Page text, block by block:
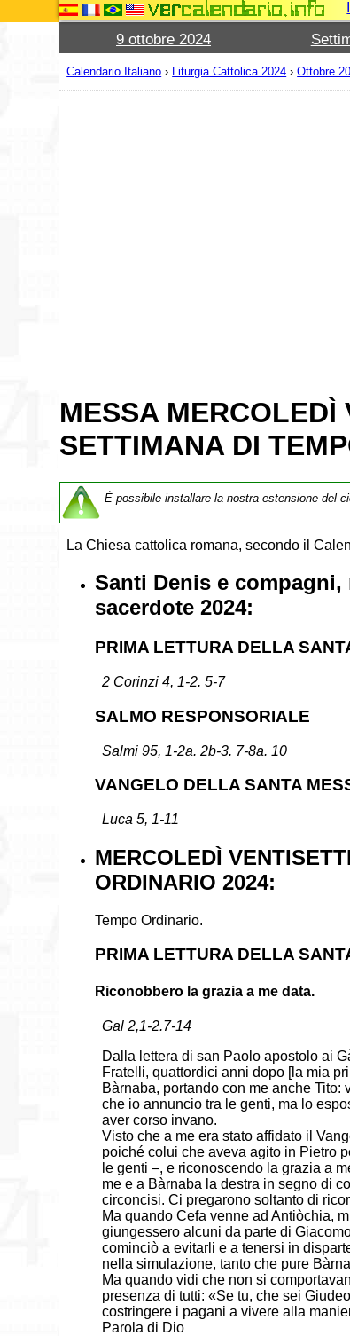
9 ottobre 2024
Calendario Italiano › Liturgia Cattolica 2024 ›Ottobre
MESSA MERCOLEDÌ
SETTIMANA DI
È possibile installare la nostra estensione del
La Chiesa cattolica romana, secondo il
Santi Denis e
sacerdote 2024:
PRIMA LETTURA DELLA
2 Corinzi 4, 1-2. 5-7
SALMO RESPONSORIALE
Salmi 95, 1-2a. 2b-3. 7-8a. 10
VANGELO DELLA SANTA
Luca 5, 1-11
MERCOLEDÌ
ORDINARIO 2024:
Tempo Ordinario.
PRIMA LETTURA DELLA
Riconobbero la grazia a me data.
Gal 2,1-2.7-14
Dalla lettera di san Paolo apostolo ai
Fratelli, quattordici anni dopo [la mia
Bàrnaba, portando con me anche
che io annuncio tra le genti, ma lo
aver corso invano.
Visto che a me era stato affidato il
poiché colui che aveva agito in Pietro
le genti –, e riconoscendo la grazia a
me e a Bàrnaba la destra in segno di
circoncisi. Ci pregarono soltanto di
Ma quando Cefa venne ad Antiòchia,
giungessero alcuni da parte di
cominciò a evitarli e a tenersi in
nella simulazione, tanto che pure
Ma quando vidi che non si
presenza di tutti: «Se tu, che sei
costringere i pagani a vivere alla
Parola di Dio